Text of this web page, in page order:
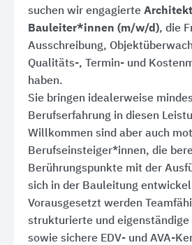
suchen wir engagierte
Bauleiter*innen (m/w/d), die
Ausschreibung,
Qualitäts-, Termin- und
haben.
Sie bringen idealerweise
Berufserfahrung in diesen
Willkommen sind aber auch
Berufseinsteiger*innen, die
Berührungspunkte mit der
sich in der Bauleitung
Vorausgesetzt werden
strukturierte und
sowie sichere EDV- und AVA-